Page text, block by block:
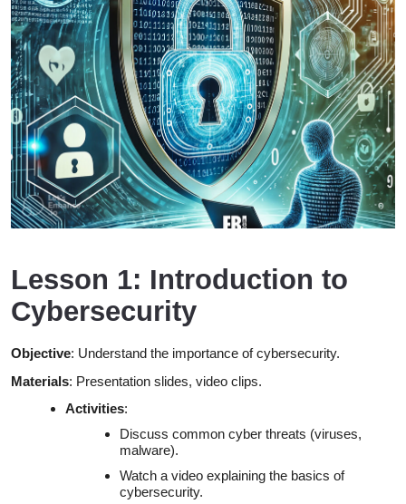
Lesson 1: Introduction to
Cybersecurity
Objective: Understand the importance of cybersecurity.
Materials: Presentation slides, video clips.
Activities:
Discuss common cyber threats (viruses,
malware).
Watch a video explaining the basics of
cybersecurity.